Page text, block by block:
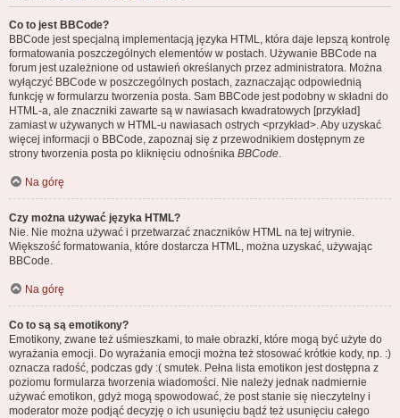
Co to jest BBCode?
BBCode jest specjalną implementacją języka HTML, która daje lepszą kontrolę
formatowania poszczególnych elementów w postach. Używanie BBCode na
forum jest uzależnione od ustawień określanych przez administratora. Można
wyłączyć BBCode w poszczególnych postach, zaznaczając odpowiednią
funkcję w formularzu tworzenia posta. Sam BBCode jest podobny w składni do
HTML-a, ale znaczniki zawarte są w nawiasach kwadratowych [przykład]
zamiast w używanych w HTML-u nawiasach ostrych <przykład>. Aby uzyskać
więcej informacji o BBCode, zapoznaj się z przewodnikiem dostępnym ze
strony tworzenia posta po kliknięciu odnośnika BBCode.
Na górę
Czy można używać języka HTML?
Nie. Nie można używać i przetwarzać znaczników HTML na tej witrynie.
Większość formatowania, które dostarcza HTML, można uzyskać, używając
BBCode.
Na górę
Co to są są emotikony?
Emotikony, zwane też uśmieszkami, to małe obrazki, które mogą być użyte do
wyrażania emocji. Do wyrażania emocji można też stosować krótkie kody, np. :)
oznacza radość, podczas gdy :( smutek. Pełna lista emotikon jest dostępna z
poziomu formularza tworzenia wiadomości. Nie należy jednak nadmiernie
używać emotikon, gdyż mogą spowodować, że post stanie się nieczytelny i
moderator może podjąć decyzję o ich usunięciu bądź też usunięciu całego